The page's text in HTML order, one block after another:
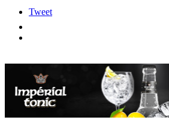
Tweet